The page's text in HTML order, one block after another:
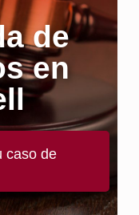
de
en
caso de